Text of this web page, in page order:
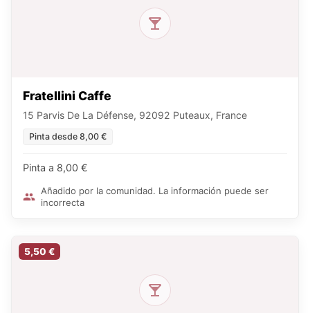
Fratellini Caffe
15 Parvis De La Défense, 92092 Puteaux, France
Pinta desde 8,00 €
Pinta a 8,00 €
Añadido por la comunidad. La información puede ser
incorrecta
5,50 €